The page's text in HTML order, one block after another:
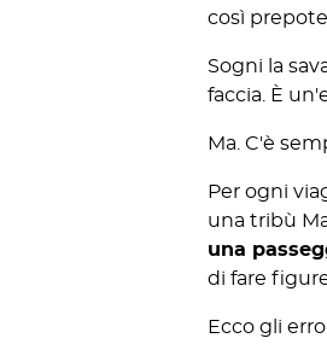
così
Sogni la
faccia. È
Ma. C'è
Per ogni
una tribù
una
di fare
Ecco gli